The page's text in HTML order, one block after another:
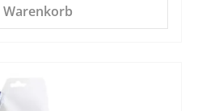
Warenkorb